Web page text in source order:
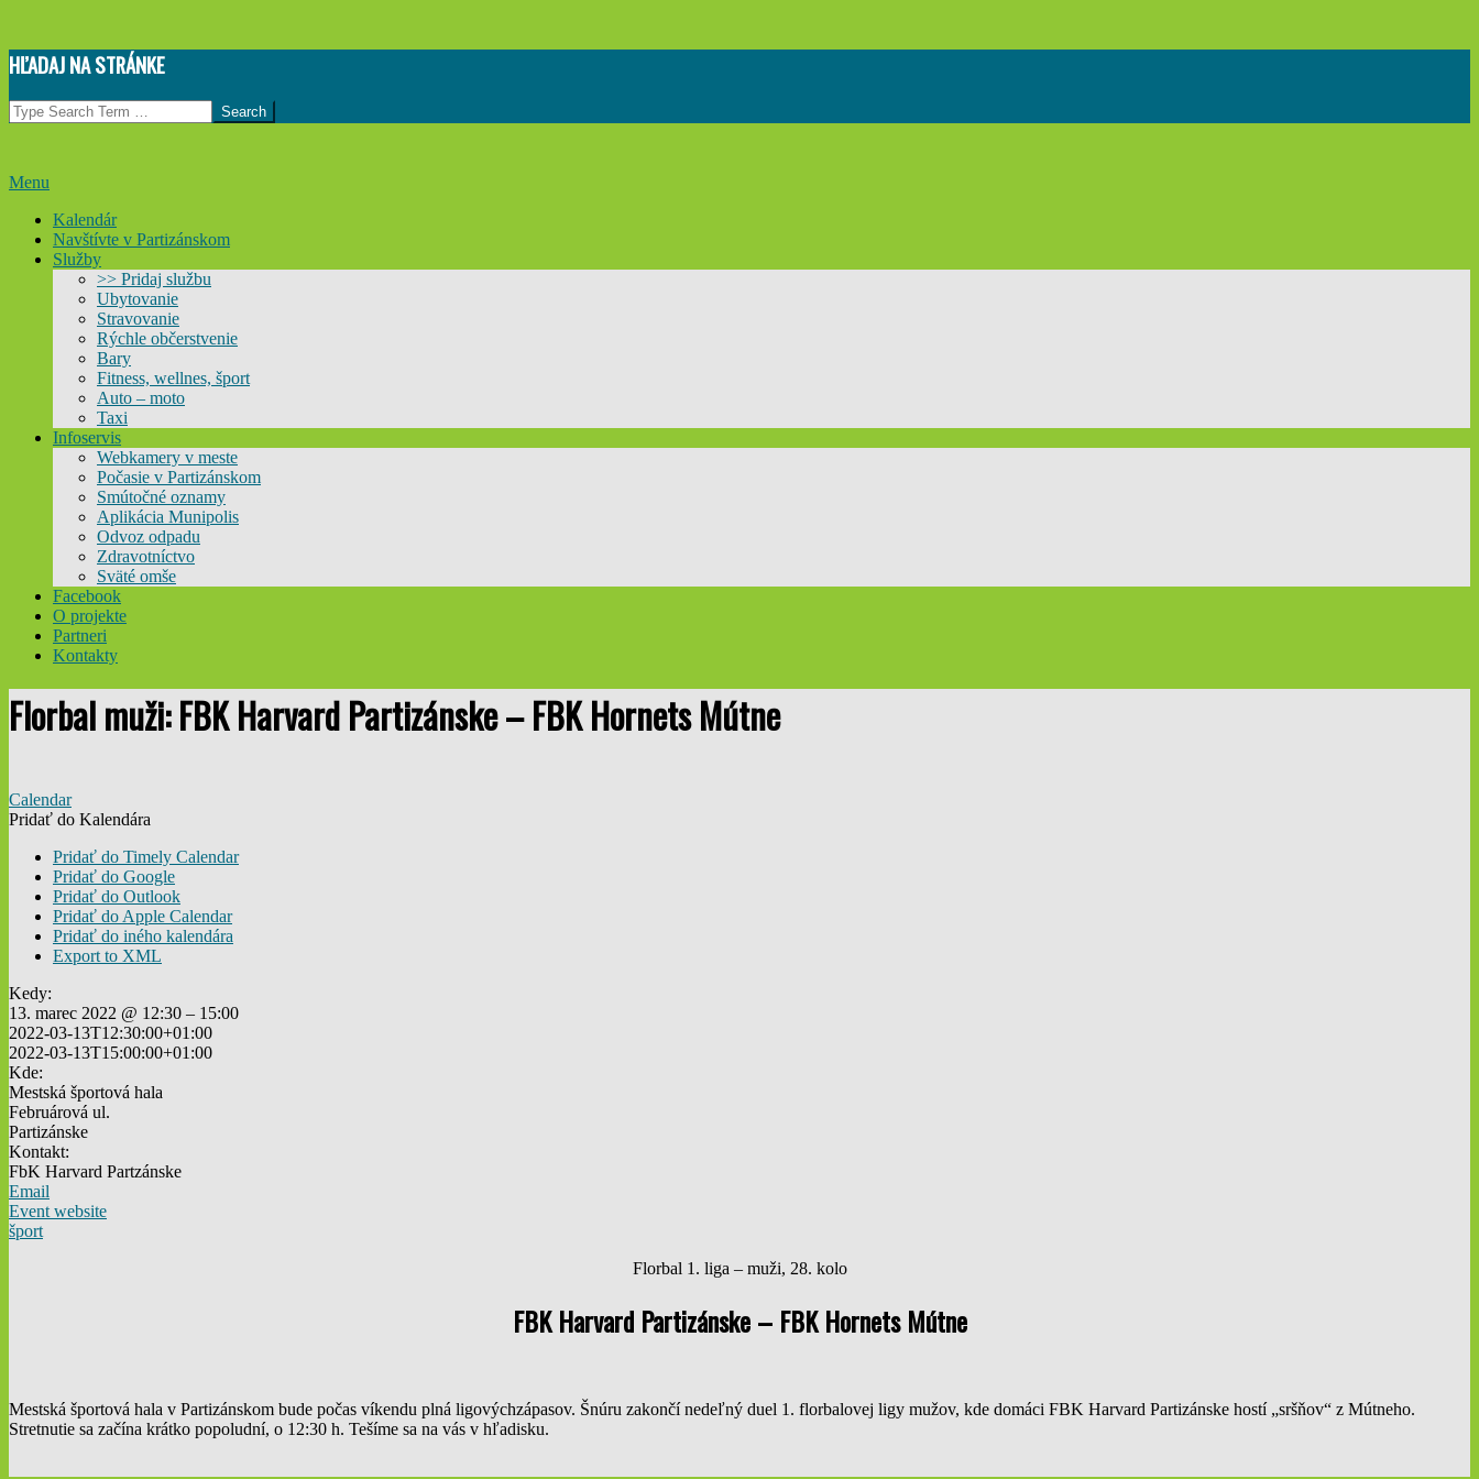
Skip
to
content
HĽADAJ NA STRÁNKE
Search
Primary
Menu
Menu
Kalendár
Navštívte v Partizánskom
Služby
>> Pridaj službu
Ubytovanie
Stravovanie
Rýchle občerstvenie
Bary
Fitness, wellnes, šport
Auto – moto
Taxi
Infoservis
Webkamery v meste
Počasie v Partizánskom
Smútočné oznamy
Aplikácia Munipolis
Odvoz odpadu
Zdravotníctvo
Sväté omše
Facebook
O projekte
Partneri
Kontakty
Florbal muži: FBK Harvard Partizánske – FBK Hornets Mútne
Calendar
Pridať do Kalendára
Pridať do Timely Calendar
Pridať do Google
Pridať do Outlook
Pridať do Apple Calendar
Pridať do iného kalendára
Export to XML
Kedy:
13. marec 2022 @ 12:30 – 15:00
2022-03-13T12:30:00+01:00
2022-03-13T15:00:00+01:00
Kde:
Mestská športová hala
Februárová ul.
Partizánske
Kontakt:
FbK Harvard Partzánske
Email
Event website
šport
Florbal 1. liga – muži, 28. kolo
FBK Harvard Partizánske – FBK Hornets Mútne
Mestská športová hala v Partizánskom bude počas víkendu plná ligovýchzápasov. Šnúru zakončí nedeľný duel 1. florbalovej ligy mužov, kde domáci FBK Harvard Partizánske hostí „sršňov“ z Mútneho.
Stretnutie sa začína krátko popoludní, o 12:30 h. Tešíme sa na vás v hľadisku.